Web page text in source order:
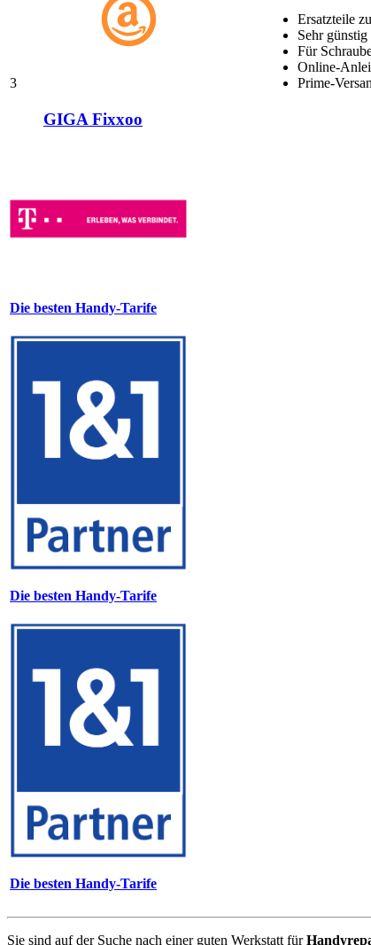
3
GIGA Fixxoo
Ersatzteile
Sehr günstig
Für
Online-
Prime-
Die besten Handy-Tarife
Die besten Handy-Tarife
Die besten Handy-Tarife
Sie sind auf der Suche nach einer guten Werkstatt für